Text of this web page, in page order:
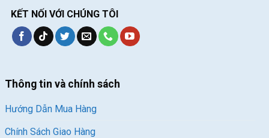
KẾT NỐI VỚI CHÚNG TÔI
Thông tin và chính sách
Hướng Dẫn Mua Hàng
Chính Sách Giao Hàng